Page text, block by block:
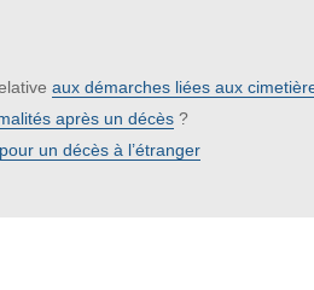
aux démarches liées aux
après un décès?
un décès à l’étranger